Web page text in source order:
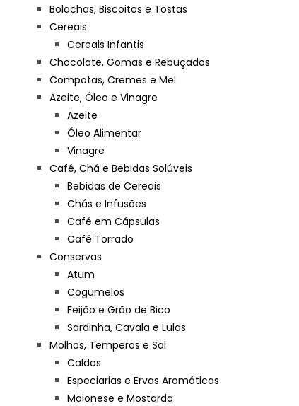
Bolachas, Biscoitos e Tostas
Cereais
Cereais Infantis
Chocolate, Gomas e Rebuçados
Compotas, Cremes e Mel
Azeite, Óleo e Vinagre
Azeite
Óleo Alimentar
Vinagre
Café, Chá e Bebidas Solúveis
Bebidas de Cereais
Chás e Infusões
Café em Cápsulas
Café Torrado
Conservas
Atum
Cogumelos
Feijão e Grão de Bico
Sardinha, Cavala e Lulas
Molhos, Temperos e Sal
Caldos
Especiarias e Ervas Aromáticas
Maionese e Mostarda